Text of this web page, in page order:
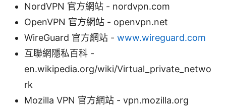
NordVPN 官方網站 - nordvpn.com
OpenVPN 官方網站 - openvpn.net
WireGuard 官方網站 - www.wireguard.com
互聯網隱私百科 -
en.wikipedia.org/wiki/Virtual_private_netwo
rk
Mozilla VPN 官方網站 - vpn.mozilla.org